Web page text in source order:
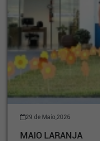
29 de Maio,2026
MAIO LARANJA